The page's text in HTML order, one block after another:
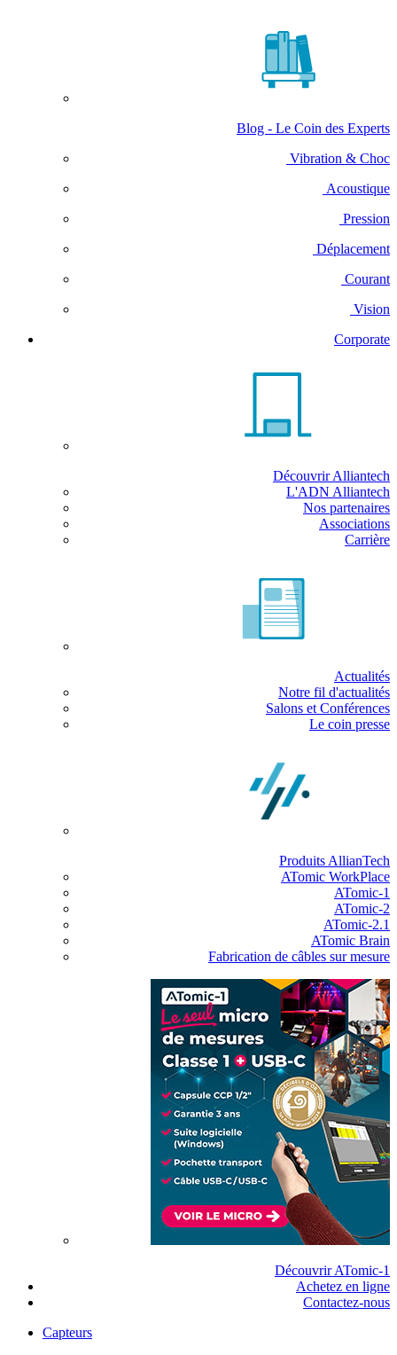
Blog - Le Coin des Experts
Vibration & Choc
Acoustique
Pression
Déplacement
Courant
Vision
Corporate
Découvrir Alliantech
L'ADN Alliantech
Nos partenaires
Associations
Carrière
Actualités
Notre fil d'actualités
Salons et Conférences
Le coin presse
Produits AllianTech
ATomic WorkPlace
ATomic-1
ATomic-2
ATomic-2.1
ATomic Brain
Fabrication de câbles sur mesure
Découvrir ATomic-1
Achetez en ligne
Contactez-nous
Capteurs